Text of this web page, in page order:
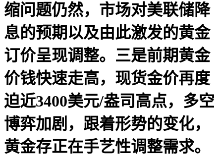
缩问题仍然，市场对美联储降
息的预期以及由此激发的黄金
订价呈现调整。三是前期黄金
价钱快速走高，现货金价再度
迫近3400美元/盎司高点，多空
博弈加剧，跟着形势的变化，
黄金存正在手艺性调整需求。